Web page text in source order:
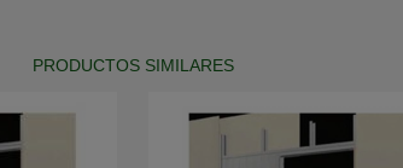
PRODUCTOS SIMILARES